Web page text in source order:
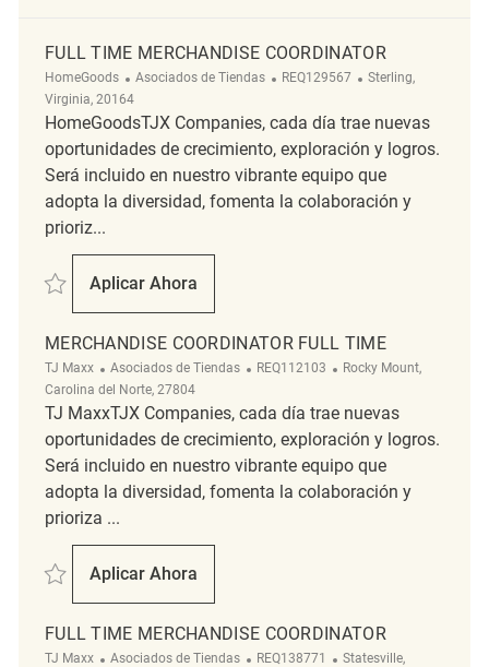
FULL TIME MERCHANDISE COORDINATOR
HomeGoods Categoría
Asociados de Tiendas ReqId
REQ129567 Ubicación
Sterling,
Virginia, 20164
HomeGoodsTJX Companies, cada día trae nuevas
oportunidades de crecimiento, exploración y logros.
Será incluido en nuestro vibrante equipo que
adopta la diversidad, fomenta la colaboración y
prioriz...
Salvar Full Time Merchandise coordinator REQ129567
Aplicar Ahora
Full Time Merchandise Coordinator
MERCHANDISE COORDINATOR FULL TIME
TJ Maxx Categoría
Asociados de Tiendas ReqId
REQ112103 Ubicación
Rocky Mount,
Carolina del Norte, 27804
TJ MaxxTJX Companies, cada día trae nuevas
oportunidades de crecimiento, exploración y logros.
Será incluido en nuestro vibrante equipo que
adopta la diversidad, fomenta la colaboración y
prioriza ...
Salvar Merchandise Coordinator Full Time REQ112103
Aplicar Ahora
Merchandise Coordinator Full Time
FULL TIME MERCHANDISE COORDINATOR
TJ Maxx Categoría
Asociados de Tiendas ReqId
REQ138771 Ubicación
Statesville,